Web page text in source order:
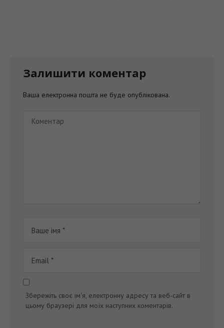
Залишити коментар
Ваша електронна пошта не буде опублікована.
Збережіть своє ім'я, електронну адресу та веб-сайт в
цьому браузері для моїх наступних коментарів.